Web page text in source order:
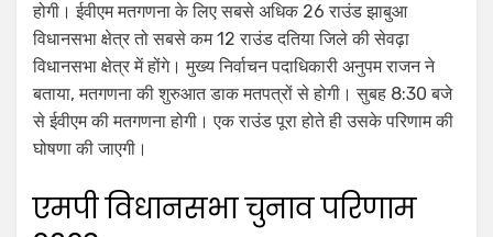
होगी। ईवीएम मतगणना के लिए सबसे अधिक 26 राउंड झाबुआ
विधानसभा क्षेत्र तो सबसे कम 12 राउंड दतिया जिले की सेवढ़ा
विधानसभा क्षेत्र में होंगे। मुख्य निर्वाचन पदाधिकारी अनुपम राजन ने
बताया, मतगणना की शुरुआत डाक मतपत्रों से होगी। सुबह 8:30 बजे
से ईवीएम की मतगणना होगी। एक राउंड पूरा होते ही उसके परिणाम की
घोषणा की जाएगी।
एमपी विधानसभा चुनाव परिणाम